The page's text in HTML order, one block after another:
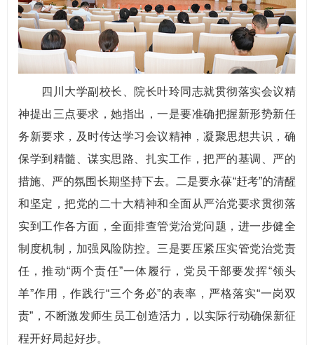
四川大学副校长、院长叶玲同志就贯彻落实会议精
神提出三点要求，她指出，一是要准确把握新形势新任
务新要求，及时传达学习会议精神，凝聚思想共识，确
保学到精髓、谋实思路、扎实工作，把严的基调、严的
措施、严的氛围长期坚持下去。二是要永葆“赶考”的清醒
和坚定，把党的二十大精神和全面从严治党要求贯彻落
实到工作各方面，全面排查管党治党问题，进一步健全
制度机制，加强风险防控。三是要压紧压实管党治党责
任，推动“两个责任”一体履行，党员干部要发挥“领头
羊”作用，作践行“三个务必”的表率，严格落实“一岗双
责”，不断激发师生员工创造活力，以实际行动确保新征
程开好局起好步。